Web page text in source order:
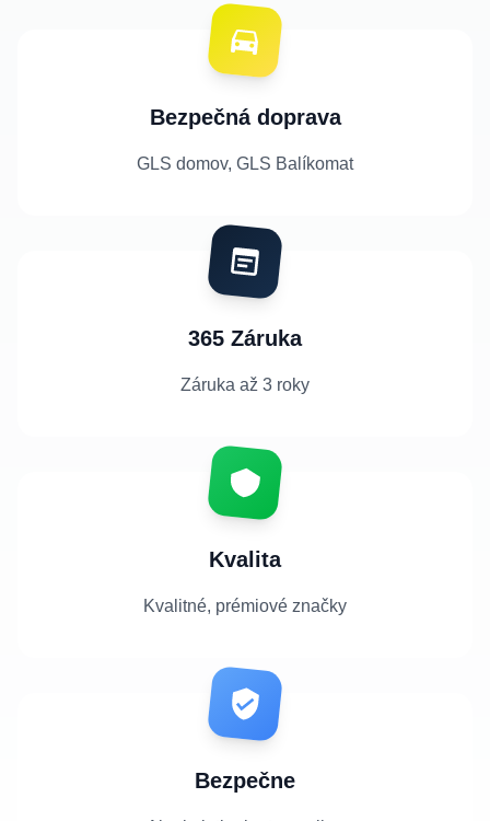
Bezpečná doprava
GLS domov, GLS Balíkomat
365 Záruka
Záruka až 3 roky
Kvalita
Kvalitné, prémiové značky
Bezpečne